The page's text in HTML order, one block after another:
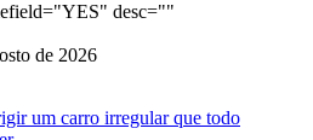
desc=""
de 2026
um carro irregular que todo